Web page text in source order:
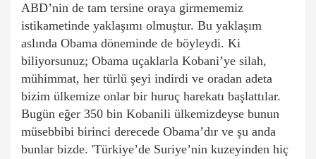
ABD’nin de tam tersine oraya girmememiz
istikametinde yaklaşımı olmuştur. Bu yaklaşım
aslında Obama döneminde de böyleydi. Ki
biliyorsunuz; Obama uçaklarla Kobani’ye silah,
mühimmat, her türlü şeyi indirdi ve oradan adeta
bizim ülkemize onlar bir huruç harekatı başlattılar.
Bugün eğer 350 bin Kobanili ülkemizdeyse bunun
müsebbibi birinci derecede Obama’dır ve şu anda
bunlar bizde. 'Türkiye’de Suriye’nin kuzeyinden hiç